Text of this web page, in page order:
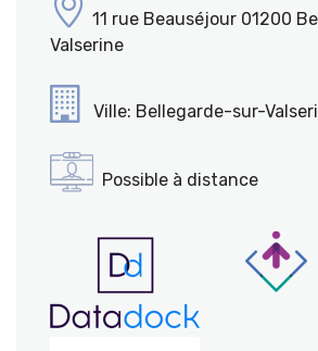
11 rue Beauséjour 01200
Valserine
Ville: Bellegarde-sur-
Possible à distance